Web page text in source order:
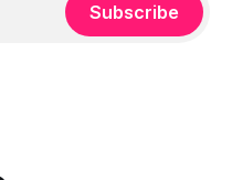
Subscribe